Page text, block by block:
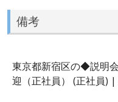
備考
東京都新宿区の◆説明
迎（正社員） (正社員)